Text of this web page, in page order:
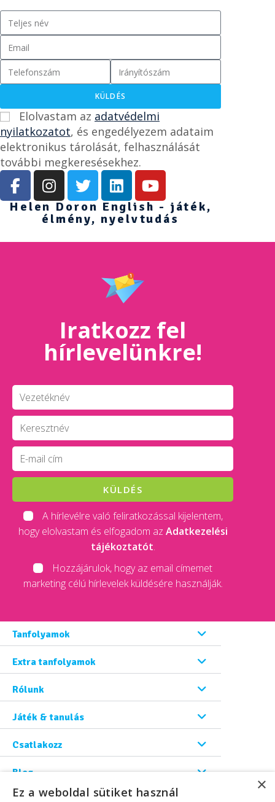
Elolvastam az adatvédelmi
nyilatkozatot, és engedélyezem adataim
elektronikus tárolását, felhasználását
további megkeresésekhez.
KÜLDÉS
Helen Doron English - játék,
élmény, nyelvtudás
Iratkozz fel
hírlevelünkre!
A hírlevélre való feliratkozással kijelentem,
hogy elolvastam és elfogadom az Adatkezelési
tájékoztatót.
Hozzájárulok, hogy az email címemet
marketing célú hírlevelek küldésére használják.
KÜLDÉS
Tanfolyamok
Extra tanfolyamok
Rólunk
Játék & tanulás
Csatlakozz
Blog
×
Ez a weboldal sütiket használ